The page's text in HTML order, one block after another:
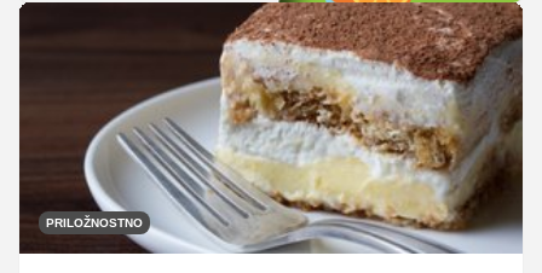
PRILOŽNOSTNO